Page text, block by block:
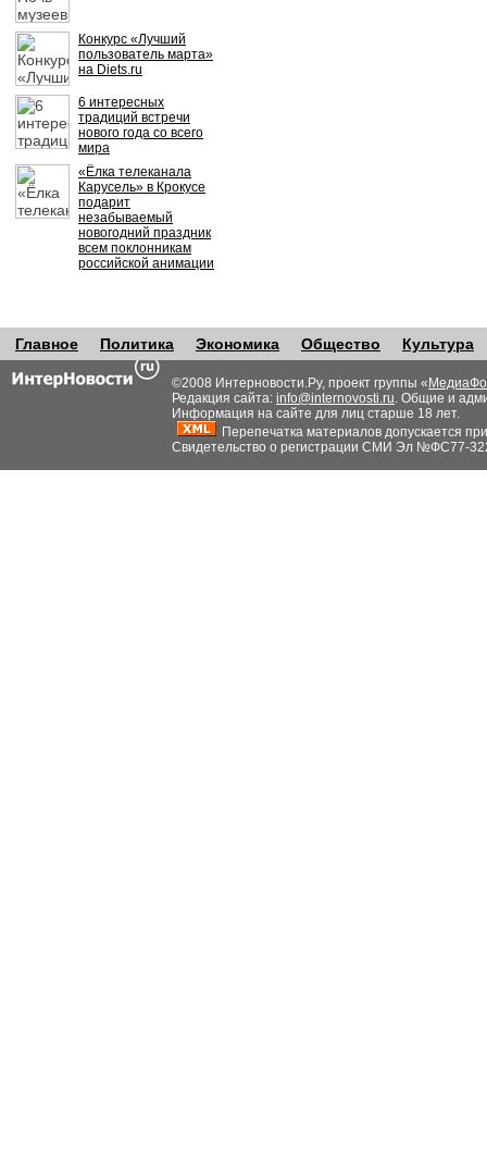
Конкурс «Лучший
пользователь марта»
на Diets.ru
6 интересных
традиций встречи
нового года со всего
мира
«Ёлка телеканала
Карусель» в Крокусе
подарит
незабываемый
новогодний праздник
всем поклонникам
российской анимации
Главное Политика Экономика Общество Культура
©2008 Интерновости.Ру, проект группы «
Редакция сайта: info@internovosti.ru. Общие и
Информация на сайте для лиц старше 18 лет.
Перепечатка материалов допускается
Свидетельство о регистрации СМИ Эл №ФС77-